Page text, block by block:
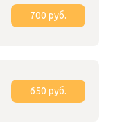
700 руб.
650 руб.